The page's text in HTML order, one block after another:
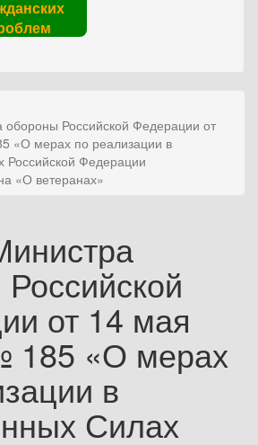
обороны Российской Федерации от
«О мерах по реализации в
Российской Федерации
«О ветеранах»
от 14 мая
185 «О мерах
в
Силах